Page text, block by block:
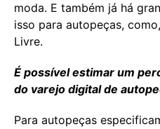
moda. E também já há
isso para autopeças,
Livre.
É possível estimar um
do varejo digital de
Para autopeças